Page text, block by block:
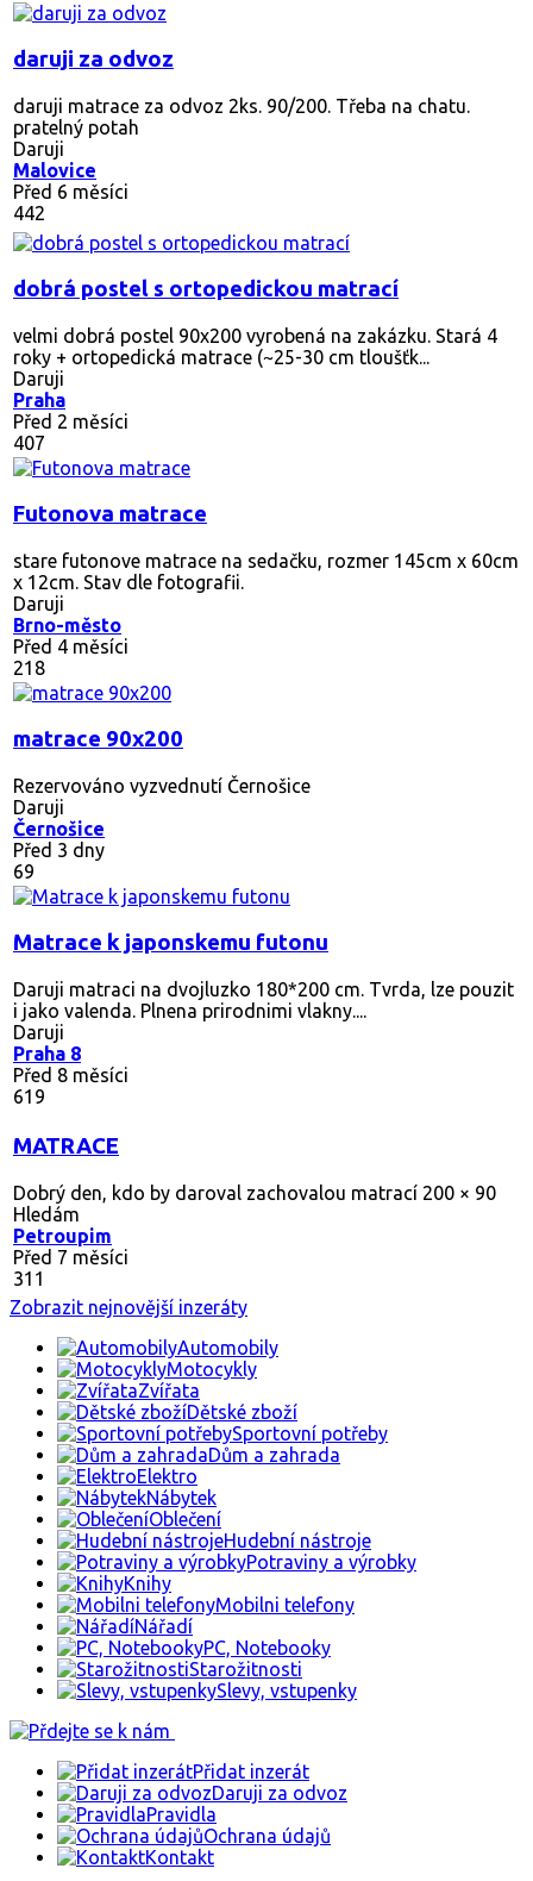
daruji za odvoz
daruji matrace za odvoz 2ks. 90/200. Třeba na chatu.
pratelný potah
Daruji
Malovice
Před 6 měsíci
442
dobrá postel s ortopedickou matrací
velmi dobrá postel 90x200 vyrobená na zakázku. Stará 4
roky + ortopedická matrace (~25-30 cm tloušťk...
Daruji
Praha
Před 2 měsíci
407
Futonova matrace
stare futonove matrace na sedačku, rozmer 145cm x 60cm
x 12cm. Stav dle fotografii.
Daruji
Brno-město
Před 4 měsíci
218
matrace 90x200
Rezervováno vyzvednutí Černošice
Daruji
Černošice
Před 3 dny
69
Matrace k japonskemu futonu
Daruji matraci na dvojluzko 180*200 cm. Tvrda, lze pouzit
i jako valenda. Plnena prirodnimi vlakny....
Daruji
Praha 8
Před 8 měsíci
619
MATRACE
Dobrý den, kdo by daroval zachovalou matrací 200 × 90
Hledám
Petroupim
Před 7 měsíci
311
Zobrazit nejnovější inzeráty
Automobily
Motocykly
Zvířata
Dětské zboží
Sportovní potřeby
Dům a zahrada
Elektro
Nábytek
Oblečení
Hudební nástroje
Potraviny a výrobky
Knihy
Mobilni telefony
Nářadí
PC, Notebooky
Starožitnosti
Slevy, vstupenky
Přidat inzerát
Daruji za odvoz
Pravidla
Ochrana údajů
Kontakt